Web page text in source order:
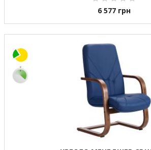
6 577 грн